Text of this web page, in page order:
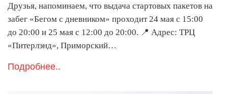
Друзья, напоминаем, что выдача стартовых пакетов на
забег «Бегом с дневником» проходит 24 мая с 15:00
до 20:00 и 25 мая с 12:00 до 20:00. 📍 Адрес: ТРЦ
«Питерлэнд», Приморский…
Подробнее..